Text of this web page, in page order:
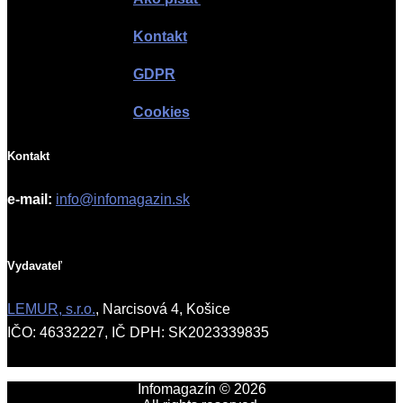
Kontakt
GDPR
Cookies
Kontakt
e-mail: info@infomagazin.sk
Vydavateľ
LEMUR, s.r.o., Narcisová 4, Košice
IČO: 46332227, IČ DPH: SK2023339835
Infomagazín © 2026